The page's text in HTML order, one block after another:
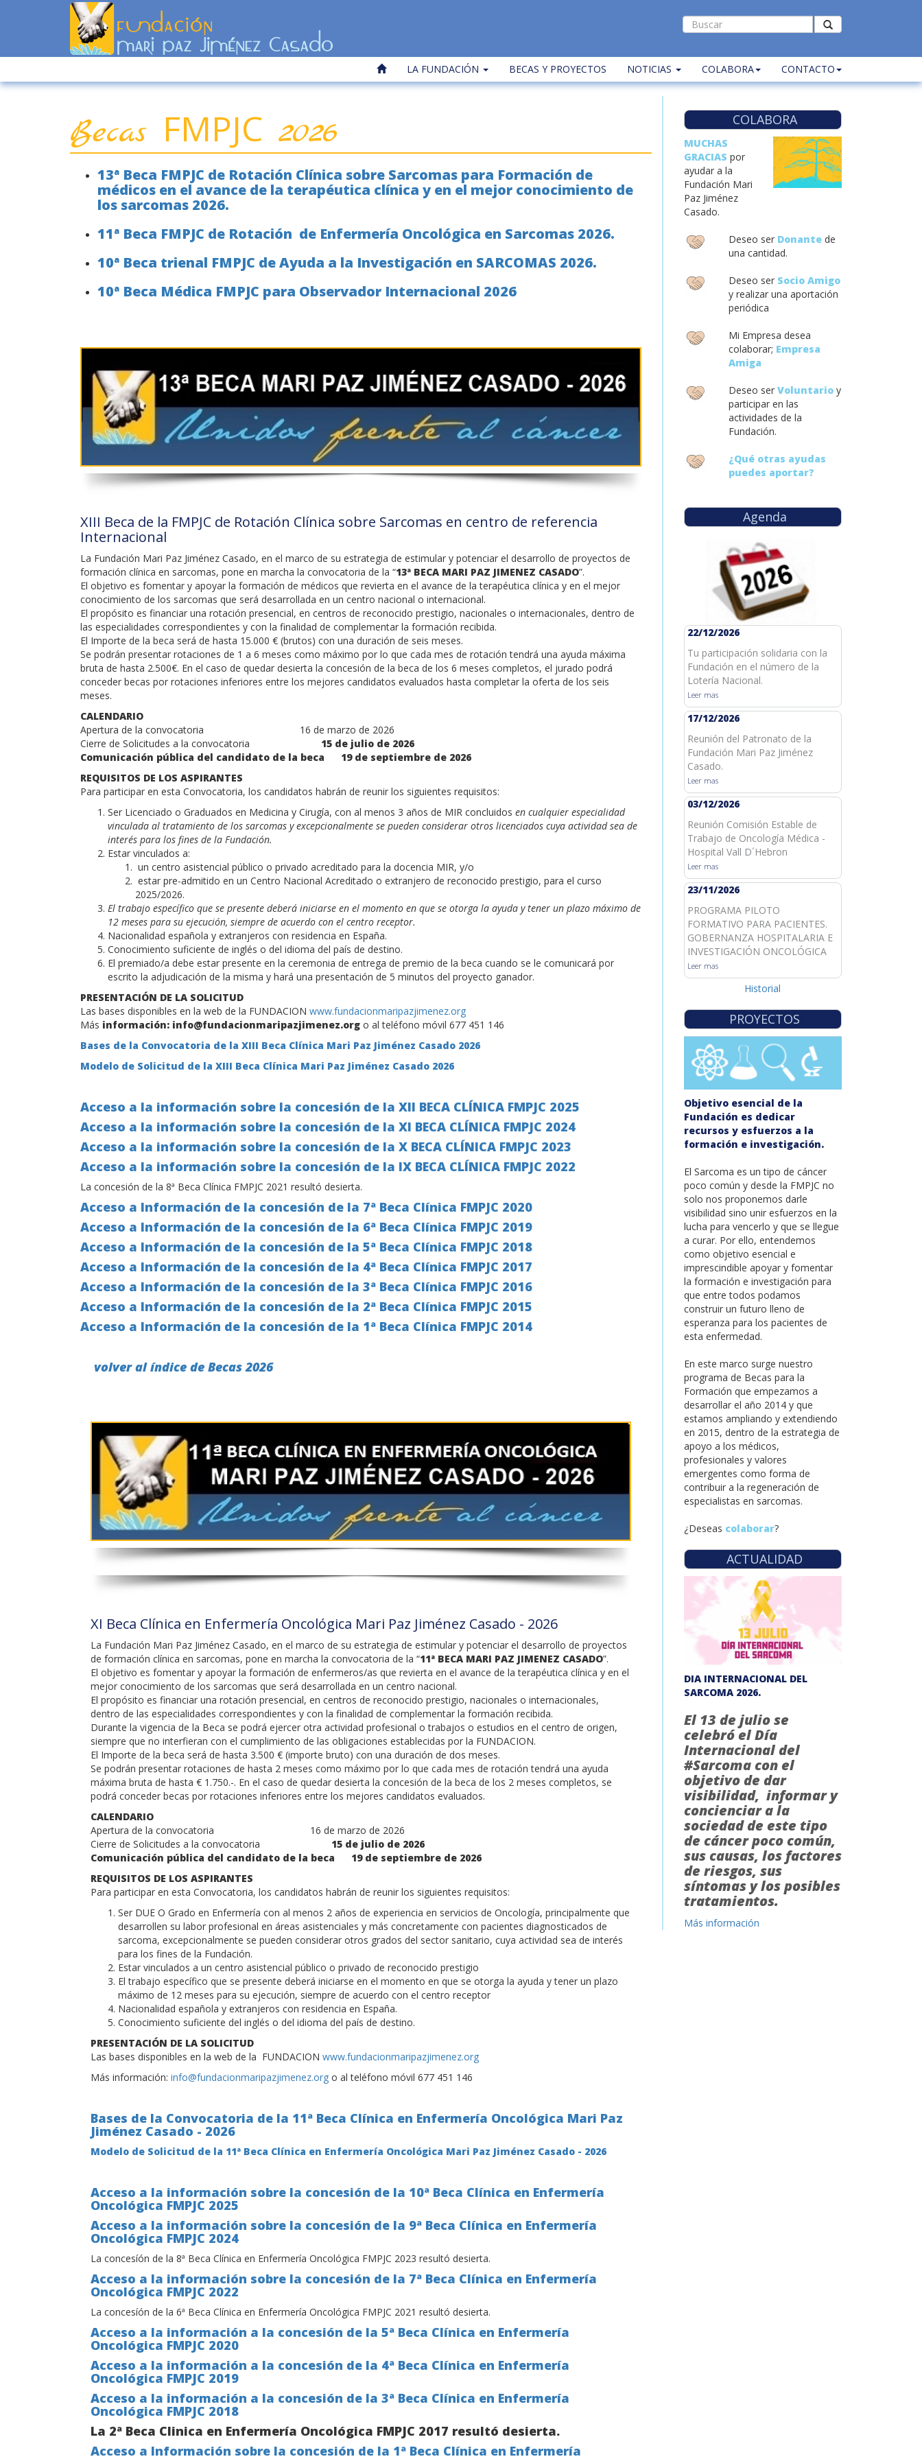
LA FUNDACIÓN BECAS Y PROYECTOS NOTICIAS COLABORA CONTACTO
Becas FMPJC 2026
13ª Beca FMPJC de Rotación Clínica sobre Sarcomas para Formación de
médicos en el avance de la terapéutica clínica y en el mejor conocimiento de
los sarcomas 2026.
11ª Beca FMPJC de Rotación de Enfermería Oncológica en Sarcomas 2026.
10ª Beca trienal FMPJC de Ayuda a la Investigación en SARCOMAS 2026.
10ª Beca Médica FMPJC para Observador Internacional 2026
XIII Beca de la FMPJC de Rotación Clínica sobre Sarcomas en centro de referencia
Internacional
La Fundación Mari Paz Jiménez Casado, en el marco de su estrategia de estimular y potenciar el desarrollo de proyectos de
formación clínica en sarcomas, pone en marcha la convocatoria de la “13ª BECA MARI PAZ JIMENEZ CASADO”.
El objetivo es fomentar y apoyar la formación de médicos que revierta en el avance de la terapéutica clínica y en el mejor
conocimiento de los sarcomas que será desarrollada en un centro nacional o internacional.
El propósito es financiar una rotación presencial, en centros de reconocido prestigio, nacionales o internacionales, dentro de
las especialidades correspondientes y con la finalidad de complementar la formación recibida.
El Importe de la beca será de hasta 15.000 € (brutos) con una duración de seis meses.
Se podrán presentar rotaciones de 1 a 6 meses como máximo por lo que cada mes de rotación tendrá una ayuda máxima
bruta de hasta 2.500€. En el caso de quedar desierta la concesión de la beca de los 6 meses completos, el jurado podrá
conceder becas por rotaciones inferiores entre los mejores candidatos evaluados hasta completar la oferta de los seis
meses.
CALENDARIO
Apertura de la convocatoria 16 de marzo de 2026
Cierre de Solicitudes a la convocatoria 15 de julio de 2026
Comunicación pública del candidato de la beca
19 de septiembre de 2026
REQUISITOS DE LOS ASPIRANTES
Para participar en esta Convocatoria, los candidatos habrán de reunir los siguientes requisitos:
Ser Licenciado o Graduados en Medicina y Cirugía, con al menos 3 años de MIR concluidos en cualquier especialidad
vinculada al tratamiento de los sarcomas y excepcionalmente se pueden considerar otros licenciados cuya actividad sea de
interés para los fines de la Fundación.
Estar vinculados a:
un centro asistencial público o privado acreditado para la docencia MIR, y/o
estar pre-admitido en un Centro Nacional Acreditado o extranjero de reconocido prestigio, para el curso
2025/2026.
El trabajo específico que se presente deberá iniciarse en el momento en que se otorga la ayuda y tener un plazo máximo de
12 meses para su ejecución, siempre de acuerdo con el centro receptor.
Nacionalidad española y extranjeros con residencia en España.
Conocimiento suficiente de inglés o del idioma del país de destino.
El premiado/a debe estar presente en la ceremonia de entrega de premio de la beca cuando se le comunicará por
escrito la adjudicación de la misma y hará una presentación de 5 minutos del proyecto ganador.
PRESENTACIÓN DE LA SOLICITUD
Las bases disponibles en la web de la FUNDACION www.fundacionmaripazjimenez.org
Más información: info@fundacionmaripazjimenez.org o al teléfono móvil 677 451 146
Bases de la Convocatoria de la XIII Beca Clínica Mari Paz Jiménez Casado 2026
Modelo de Solicitud de la XIII Beca Clínica Mari Paz Jiménez Casado 2026
Acceso a la información sobre la concesión de la XII BECA CLÍNICA FMPJC 2025
Acceso a la información sobre la concesión de la XI BECA CLÍNICA FMPJC 2024
Acceso a la información sobre la concesión de la X BECA CLÍNICA FMPJC 2023
Acceso a la información sobre la concesión de la IX BECA CLÍNICA FMPJC 2022
La concesión de la 8ª Beca Clínica FMPJC 2021 resultó desierta.
Acceso a Información de la concesión de la 7ª Beca Clínica FMPJC 2020
Acceso a Información de la concesión de la 6ª Beca Clínica FMPJC 2019
Acceso a Información de la concesión de la 5ª Beca Clínica FMPJC 2018
Acceso a Información de la concesión de la 4ª Beca Clínica FMPJC 2017
Acceso a Información de la concesión de la 3ª Beca Clínica FMPJC 2016
Acceso a Información de la concesión de la 2ª Beca Clínica FMPJC 2015
Acceso a Información de la concesión de la 1ª Beca Clínica FMPJC 2014
volver al índice de Becas 2026
XI Beca Clínica en Enfermería Oncológica Mari Paz Jiménez Casado - 2026
La Fundación Mari Paz Jiménez Casado, en el marco de su estrategia de estimular y potenciar el desarrollo de proyectos
de formación clínica en sarcomas, pone en marcha la convocatoria de la “11ª BECA MARI PAZ JIMENEZ CASADO”.
El objetivo es fomentar y apoyar la formación de enfermeros/as que revierta en el avance de la terapéutica clínica y en el
mejor conocimiento de los sarcomas que será desarrollada en un centro nacional.
El propósito es financiar una rotación presencial, en centros de reconocido prestigio, nacionales o internacionales,
dentro de las especialidades correspondientes y con la finalidad de complementar la formación recibida.
Durante la vigencia de la Beca se podrá ejercer otra actividad profesional o trabajos o estudios en el centro de origen,
siempre que no interfieran con el cumplimiento de las obligaciones establecidas por la FUNDACION.
El Importe de la beca será de hasta 3.500 € (importe bruto) con una duración de dos meses.
Se podrán presentar rotaciones de hasta 2 meses como máximo por lo que cada mes de rotación tendrá una ayuda
máxima bruta de hasta € 1.750.-. En el caso de quedar desierta la concesión de la beca de los 2 meses completos, se
podrá conceder becas por rotaciones inferiores entre los mejores candidatos evaluados.
CALENDARIO
Apertura de la convocatoria 16 de marzo de 2026
Cierre de Solicitudes a la convocatoria 15 de julio de 2026
Comunicación pública del candidato de la beca
19 de septiembre de 2026
REQUISITOS DE LOS ASPIRANTES
Para participar en esta Convocatoria, los candidatos habrán de reunir los siguientes requisitos:
Ser DUE O Grado en Enfermería con al menos 2 años de experiencia en servicios de Oncología, principalmente que
desarrollen su labor profesional en áreas asistenciales y más concretamente con pacientes diagnosticados de
sarcoma, excepcionalmente se pueden considerar otros grados del sector sanitario, cuya actividad sea de interés
para los fines de la Fundación.
Estar vinculados a un centro asistencial público o privado de reconocido prestigio
El trabajo específico que se presente deberá iniciarse en el momento en que se otorga la ayuda y tener un plazo
máximo de 12 meses para su ejecución, siempre de acuerdo con el centro receptor
Nacionalidad española y extranjeros con residencia en España.
Conocimiento suficiente del inglés o del idioma del país de destino.
PRESENTACIÓN DE LA SOLICITUD
Las bases disponibles en la web de la FUNDACION www.fundacionmaripazjimenez.org
Más información: info@fundacionmaripazjimenez.org o al teléfono móvil 677 451 146
Bases de la Convocatoria de la 11ª Beca Clínica en Enfermería Oncológica Mari Paz
Jiménez Casado - 2026
Modelo de Solicitud de la 11ª Beca Clínica en Enfermería Oncológica Mari Paz Jiménez Casado - 2026
Acceso a la información sobre la concesión de la 10ª Beca Clínica en Enfermería
Oncológica FMPJC 2025
Acceso a la información sobre la concesión de la 9ª Beca Clínica en Enfermería
Oncológica FMPJC 2024
La concesíón de la 8ª Beca Clínica en Enfermería Oncológica FMPJC 2023 resultó desierta.
Acceso a la información sobre la concesión de la 7ª Beca Clínica en Enfermería
Oncológica FMPJC 2022
La concesíón de la 6ª Beca Clínica en Enfermería Oncológica FMPJC 2021 resultó desierta.
Acceso a la información a la concesión de la 5ª Beca Clínica en Enfermería
Oncológica FMPJC 2020
Acceso a la información a la concesión de la 4ª Beca Clínica en Enfermería
Oncológica FMPJC 2019
Acceso a la información a la concesión de la 3ª Beca Clínica en Enfermería
Oncológica FMPJC 2018
La 2ª Beca Clinica en Enfermería Oncológica FMPJC 2017 resultó desierta.
Acceso a Información sobre la concesión de la 1ª Beca Clínica en Enfermería
COLABORA
MUCHAS
GRACIAS por
ayudar a la
Fundación Mari
Paz Jiménez
Casado.
Deseo ser Donantede
una cantidad.
Deseo ser Socio Amigo
y realizar una aportación
periódica
Mi Empresa desea
colaborar; Empresa
Amiga
Deseo ser Voluntarioy
participar en las
actividades de la
Fundación.
¿Qué otras ayudas
puedes aportar?
Agenda
22/12/2026
Tu participación solidaria con la
Fundación en el número de la
Lotería Nacional.
Leer mas
17/12/2026
Reunión del Patronato de la
Fundación Mari Paz Jiménez
Casado.
Leer mas
03/12/2026
Reunión Comisión Estable de
Trabajo de Oncología Médica -
Hospital Vall D´Hebron
Leer mas
23/11/2026
PROGRAMA PILOTO
FORMATIVO PARA PACIENTES.
GOBERNANZA HOSPITALARIA E
INVESTIGACIÓN ONCOLÓGICA
Leer mas
Historial
PROYECTOS
Objetivo esencial de la
Fundación es dedicar
recursos y esfuerzos a la
formación e investigación.
El Sarcoma es un tipo de cáncer
poco común y desde la FMPJC no
solo nos proponemos darle
visibilidad sino unir esfuerzos en la
lucha para vencerlo y que se llegue
a curar. Por ello, entendemos
como objetivo esencial e
imprescindible apoyar y fomentar
la formación e investigación para
que entre todos podamos
construir un futuro lleno de
esperanza para los pacientes de
esta enfermedad.
En este marco surge nuestro
programa de Becas para la
Formación que empezamos a
desarrollar el año 2014 y que
estamos ampliando y extendiendo
en 2015, dentro de la estrategia de
apoyo a los médicos,
profesionales y valores
emergentes como forma de
contribuir a la regeneración de
especialistas en sarcomas.
¿Deseas colaborar?
ACTUALIDAD
DIA INTERNACIONAL DEL
SARCOMA 2026.
El 13 de julio se
celebró el Día
Internacional del
#Sarcoma con el
objetivo de dar
visibilidad, informar y
concienciar a la
sociedad de este tipo
de cáncer poco común,
sus causas, los factores
de riesgos, sus
síntomas y los posibles
tratamientos.
Más información